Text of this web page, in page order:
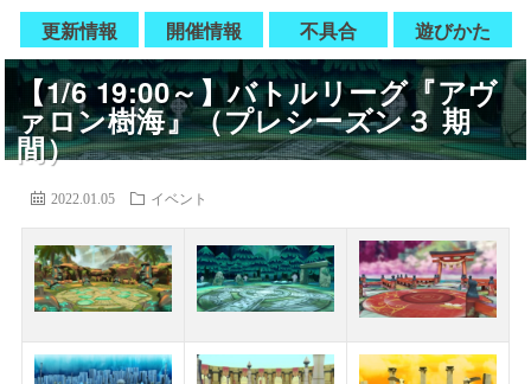
更新情報 開催情報 不具合 遊びかた
【1/6 19:00～】バトルリーグ『アヴ
ァロン樹海』（プレシーズン３ 期
間）
2022.01.05 イベント